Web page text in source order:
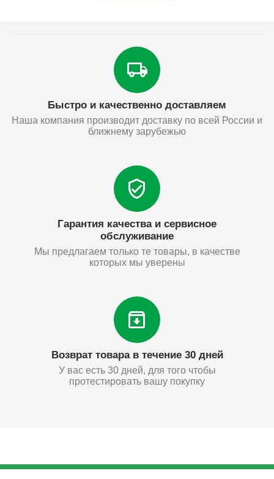
Быстро и качественно доставляем
Наша компания производит доставку по всей России и
ближнему зарубежью
Гарантия качества и сервисное
обслуживание
Мы предлагаем только те товары, в качестве
которых мы уверены
Возврат товара в течение 30 дней
У вас есть 30 дней, для того чтобы
протестировать вашу покупку